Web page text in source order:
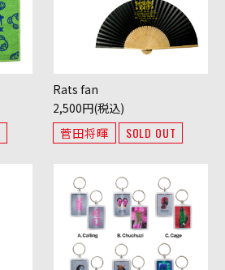
Rats fan
2,500円(税込)
菅田将暉 SOLD OUT